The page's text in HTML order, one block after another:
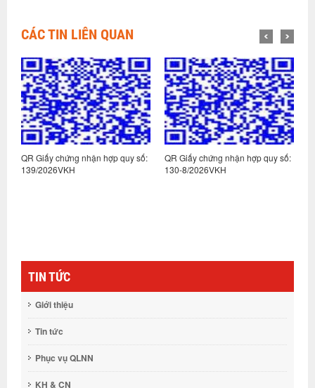
CÁC TIN LIÊN QUAN
hợp quy số:
QR Giấy chứng nhận hợp quy số:
130-8/2026VKH
QR Giấy chứng nhận hợp
130-7/2026VKH
TIN TỨC
Giới thiệu
Tin tức
Phục vụ QLNN
KH & CN